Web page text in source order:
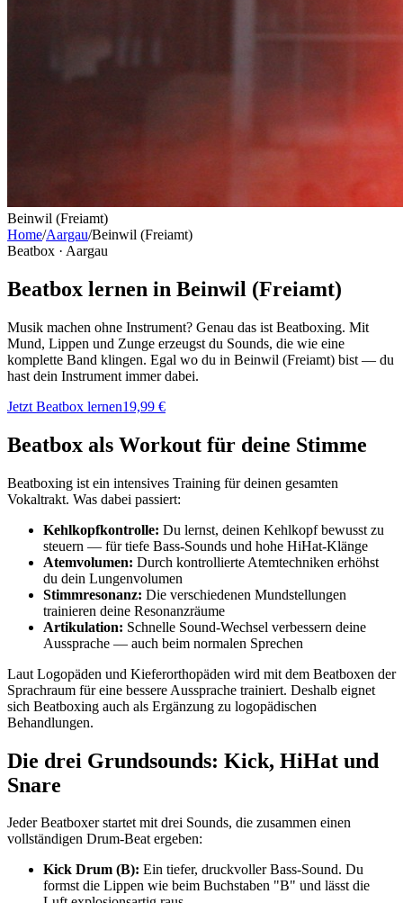
Beinwil (Freiamt)
Home/Aargau/Beinwil (Freiamt)
Beatbox · Aargau
Beatbox lernen in Beinwil (Freiamt)
Musik machen ohne Instrument? Genau das ist Beatboxing. Mit
Mund, Lippen und Zunge erzeugst du Sounds, die wie eine
komplette Band klingen. Egal wo du in Beinwil (Freiamt) bist — du
hast dein Instrument immer dabei.
Jetzt Beatbox lernen19,99 €
Beatbox als Workout für deine Stimme
Beatboxing ist ein intensives Training für deinen gesamten
Vokaltrakt. Was dabei passiert:
Kehlkopfkontrolle: Du lernst, deinen Kehlkopf bewusst zu
steuern — für tiefe Bass-Sounds und hohe HiHat-Klänge
Atemvolumen: Durch kontrollierte Atemtechniken erhöhst
du dein Lungenvolumen
Stimmresonanz: Die verschiedenen Mundstellungen
trainieren deine Resonanzräume
Artikulation: Schnelle Sound-Wechsel verbessern deine
Aussprache — auch beim normalen Sprechen
Laut Logopäden und Kieferorthopäden wird mit dem Beatboxen der
Sprachraum für eine bessere Aussprache trainiert. Deshalb eignet
sich Beatboxing auch als Ergänzung zu logopädischen
Behandlungen.
Die drei Grundsounds: Kick, HiHat und
Snare
Jeder Beatboxer startet mit drei Sounds, die zusammen einen
vollständigen Drum-Beat ergeben:
Kick Drum (B): Ein tiefer, druckvoller Bass-Sound. Du
formst die Lippen wie beim Buchstaben "B" und lässt die